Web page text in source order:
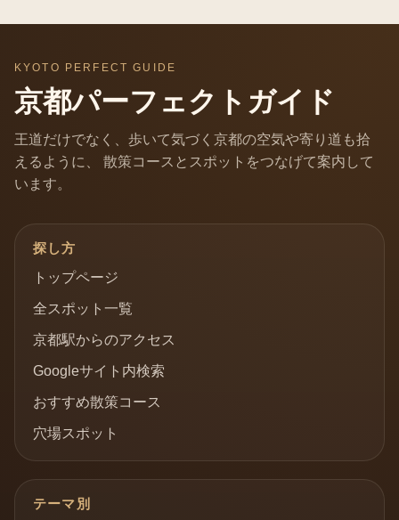
KYOTO PERFECT GUIDE
京都パーフェクトガイド
王道だけでなく、歩いて気づく京都の空気や寄り道も拾
えるように、 散策コースとスポットをつなげて案内して
います。
探し方
トップページ
全スポット一覧
京都駅からのアクセス
Googleサイト内検索
おすすめ散策コース
穴場スポット
テーマ別